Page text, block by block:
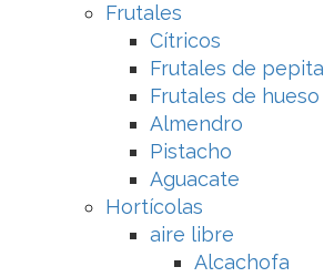
Frutales
Cítricos
Frutales de pepita
Frutales de hueso
Almendro
Pistacho
Aguacate
Hortícolas
aire libre
Alcachofa